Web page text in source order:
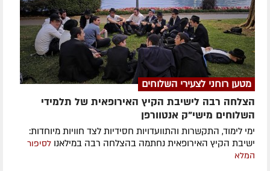
מטען רוחני לצעירי השלוחים
הצלחה רבה לישיבת הקיץ האירופאית של תלמידי
השלוחים מישי"ק אנטוורפן
ימי לימוד, התקשרות והתוועדויות חסידיות לצד חוויות מיוחדות:
ישיבת הקיץ האירופאית נחתמה בהצלחה רבה במילאנו לסיפור
המלא